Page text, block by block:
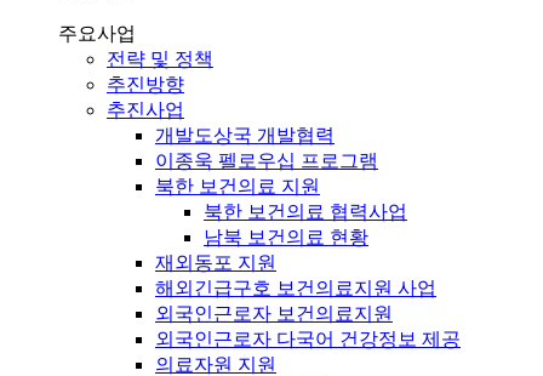
주요사업
전략 및 정책
추진방향
추진사업
개발도상국 개발협력
이종욱 펠로우십 프로그램
북한 보건의료 지원
북한 보건의료 협력사업
남북 보건의료 현황
재외동포 지원
해외긴급구호 보건의료지원 사업
외국인근로자 보건의료지원
외국인근로자 다국어 건강정보 제공
의료자원 지원